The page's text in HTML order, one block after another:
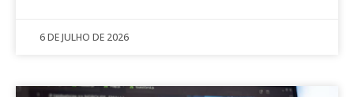
6 DE JULHO DE 2026